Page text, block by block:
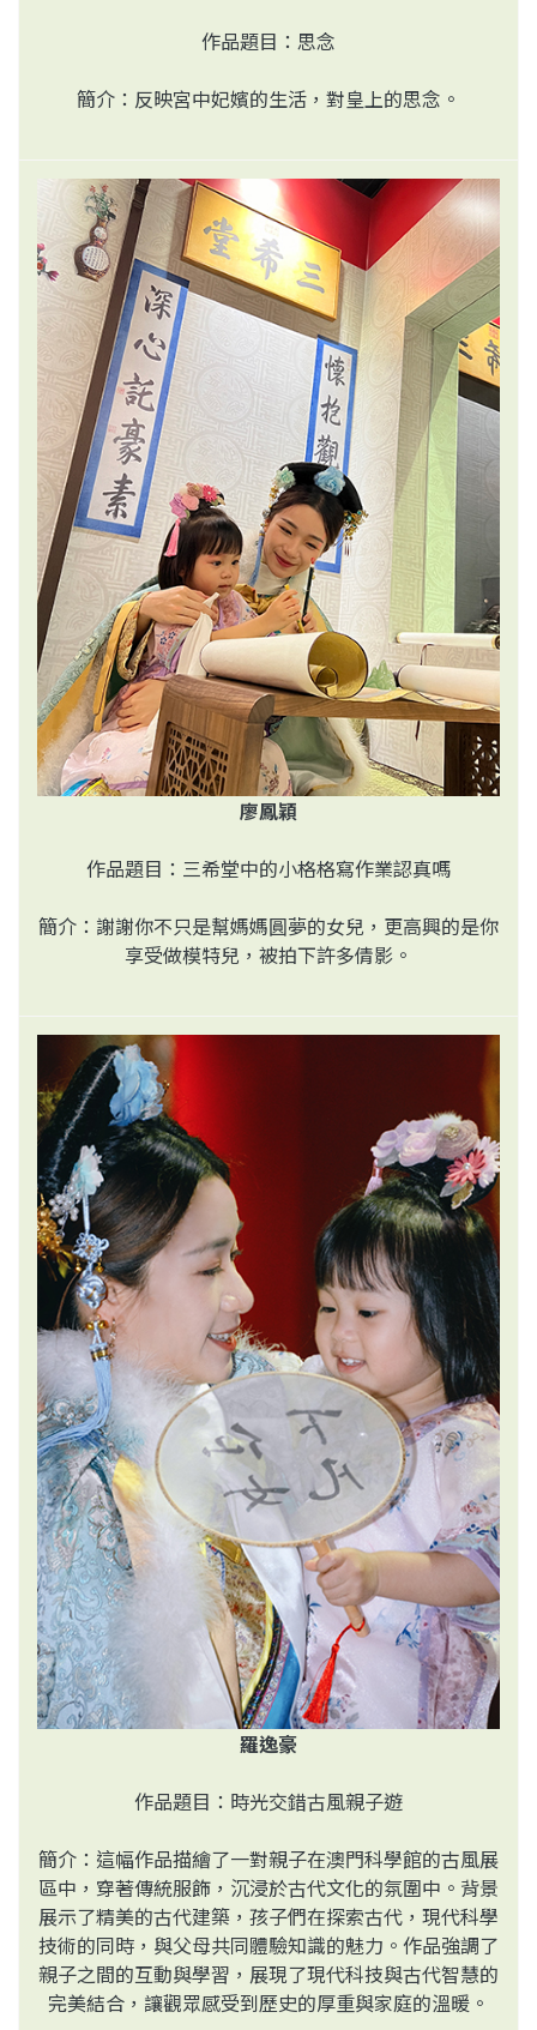
作品題目：思念
簡介：反映宮中妃嬪的生活，對皇上的思念。
廖鳳穎
作品題目：三希堂中的小格格寫作業認真嗎
簡介：謝謝你不只是幫媽媽圓夢的女兒，更高興的是你
享受做模特兒，被拍下許多倩影。
羅逸豪
作品題目：時光交錯古風親子遊
簡介：這幅作品描繪了一對親子在澳門科學館的古風展
區中，穿著傳統服飾，沉浸於古代文化的氛圍中。背景
展示了精美的古代建築，孩子們在探索古代，現代科學
技術的同時，與父母共同體驗知識的魅力。作品強調了
親子之間的互動與學習，展現了現代科技與古代智慧的
完美結合，讓觀眾感受到歷史的厚重與家庭的溫暖。